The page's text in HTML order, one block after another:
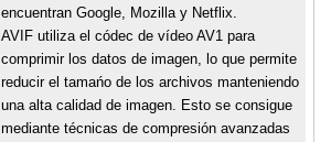
encuentran Google, Mozilla y Netflix.
AVIF utiliza el códec de vídeo AV1 para
comprimir los datos de imagen, lo que permite
reducir el tamańo de los archivos manteniendo
una alta calidad de imagen. Esto se consigue
mediante técnicas de compresión avanzadas